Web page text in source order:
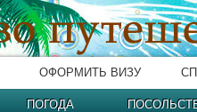
ОФОРМИТЬ ВИЗУ
ПОГОДА